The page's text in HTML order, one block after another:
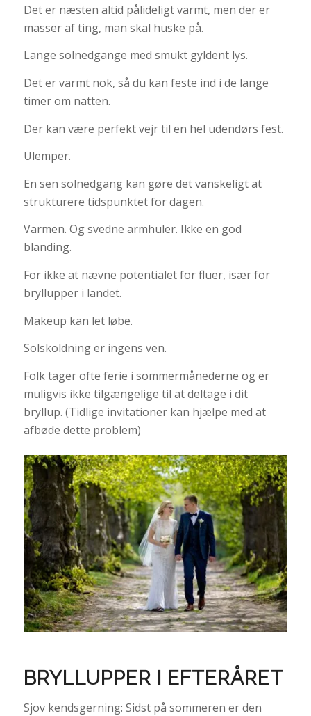
Det er næsten altid pålideligt varmt, men der er
masser af ting, man skal huske på.
Lange solnedgange med smukt gyldent lys.
Det er varmt nok, så du kan feste ind i de lange
timer om natten.
Der kan være perfekt vejr til en hel udendørs fest.
Ulemper.
En sen solnedgang kan gøre det vanskeligt at
strukturere tidspunktet for dagen.
Varmen. Og svedne armhuler. Ikke en god
blanding.
For ikke at nævne potentialet for fluer, især for
bryllupper i landet.
Makeup kan let løbe.
Solskoldning er ingens ven.
Folk tager ofte ferie i sommermånederne og er
muligvis ikke tilgængelige til at deltage i dit
bryllup. (Tidlige invitationer kan hjælpe med at
afbøde dette problem)
BRYLLUPPER I EFTERÅRET
Sjov kendsgerning: Sidst på sommeren er den